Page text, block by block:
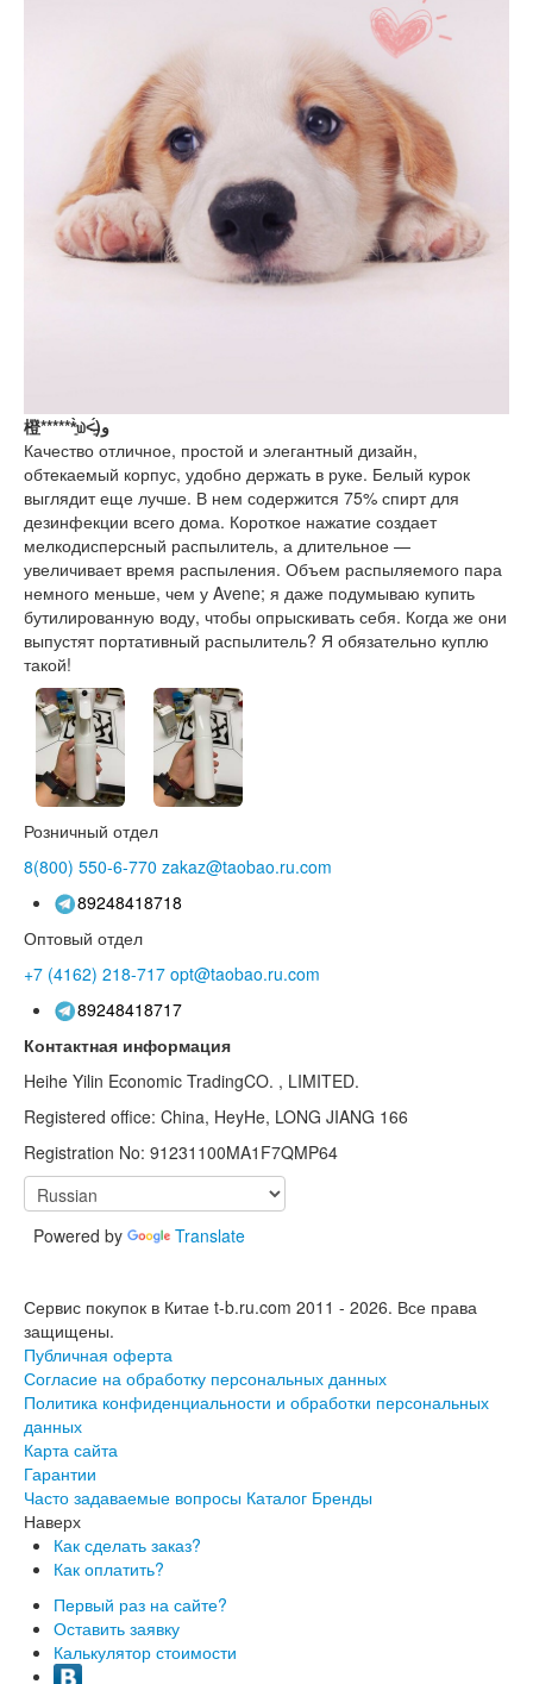
橙******͈̀௰˂̶͈́)و
Качество отличное, простой и элегантный дизайн,
обтекаемый корпус, удобно держать в руке. Белый курок
выглядит еще лучше. В нем содержится 75% спирт для
дезинфекции всего дома. Короткое нажатие создает
мелкодисперсный распылитель, а длительное —
увеличивает время распыления. Объем распыляемого пара
немного меньше, чем у Avene; я даже подумываю купить
бутилированную воду, чтобы опрыскивать себя. Когда же они
выпустят портативный распылитель? Я обязательно куплю
такой!
Розничный отдел
8(800) 550-6-770 zakaz@taobao.ru.com
89248418718
Оптовый отдел
+7 (4162) 218-717 opt@taobao.ru.com
89248418717
Контактная информация
Heihe Yilin Economic TradingCO. , LIMITED.
Registered office: China, HeyHe, LONG JIANG 166
Registration No: 91231100MA1F7QMP64
Powered by Translate
Сервис покупок в Китае t-b.ru.com 2011 - 2026. Все права
защищены.
Публичная оферта
Согласие на обработку персональных данных
Политика конфиденциальности и обработки персональных
данных
Карта сайта
Гарантии
Часто задаваемые вопросы Каталог Бренды
Наверх
Как сделать заказ?
Как оплатить?
Первый раз на сайте?
Оставить заявку
Калькулятор стоимости